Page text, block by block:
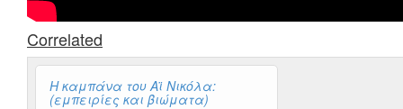
Correlated
Η καμπάνα του Αϊ Νικόλα:
(εμπειρίες και βιώματα)